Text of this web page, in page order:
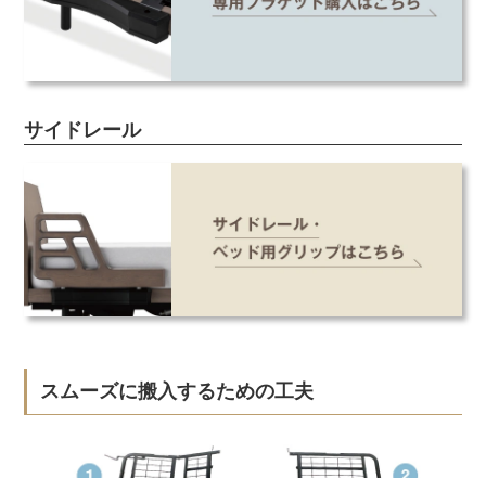
サイドレール
スムーズに搬入するための工夫